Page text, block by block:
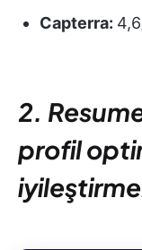
Capterra:
2.
profil